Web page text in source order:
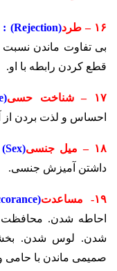
۱۶ – طرد (Rejection) :
بی تفاوت ماندن
قطع کردن رابطه با او.
۱۷ – شناخت حسی (Sentience) :
احساس و لذت بردن از
۱۸ – میل جنسی (Sex) :
داشتن آمیزش جنسی.
۱۹- مساعدت (Succorance) :
احاطه شدن.
شدن. لوس شدن.
صمیمی ماندن با حامی